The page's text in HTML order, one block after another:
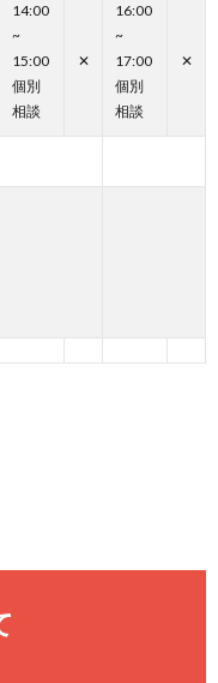
14:00
~
15:00
個別
相談
✕
16:00
~
17:00
個別
相談
✕